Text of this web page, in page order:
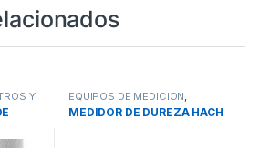
Y EQUIPOS DE MEDICIÓN
EQUIPOS DESINFECTANTES ,
SISTEMAS DE TRATAMIENTO DE
MEDIDOR DE DUREZA HACH